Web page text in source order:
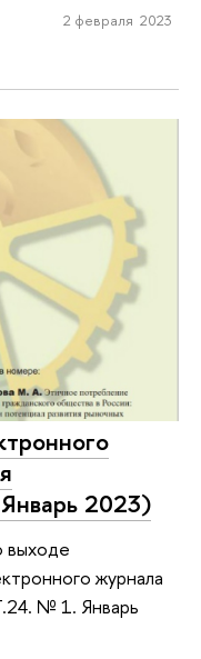
2 февраля 2023
2023)
выходе
журнала
№ 1. Январь